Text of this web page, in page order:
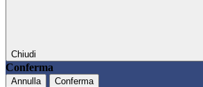
Chiudi
Conferma
Annulla Conferma